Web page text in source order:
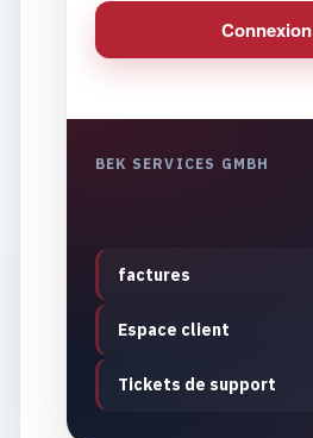
BEK SERVICES GMBH
factures
Espace client
Tickets de support
Connexion